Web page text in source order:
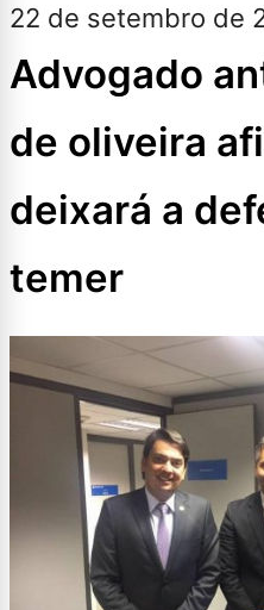
22 de setembro de
Advogado
de oliveira
deixará a
temer